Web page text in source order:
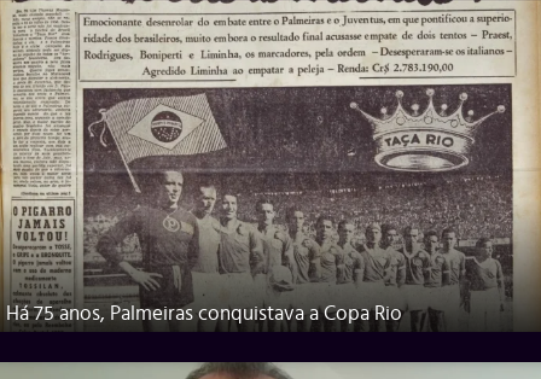
Há 75 anos, Palmeiras conquistava a Copa Rio